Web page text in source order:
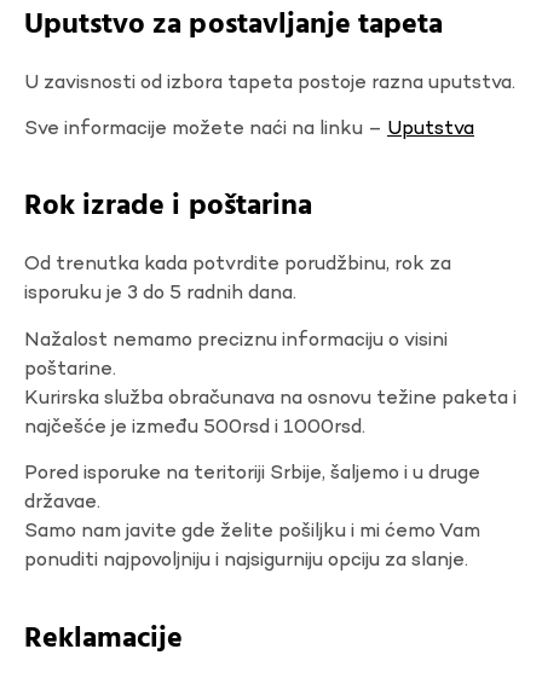
Uputstvo za postavljanje tapeta
U zavisnosti od izbora tapeta postoje razna uputstva.
Sve informacije možete naći na linku – Uputstva
Rok izrade i poštarina
Od trenutka kada potvrdite porudžbinu, rok za
isporuku je 3 do 5 radnih dana.
Nažalost nemamo preciznu informaciju o visini
poštarine.
Kurirska služba obračunava na osnovu težine paketa i
najčešće je između 500rsd i 1000rsd.
Pored isporuke na teritoriji Srbije, šaljemo i u druge
državae.
Samo nam javite gde želite pošiljku i mi ćemo Vam
ponuditi najpovoljniju i najsigurniju opciju za slanje.
Reklamacije